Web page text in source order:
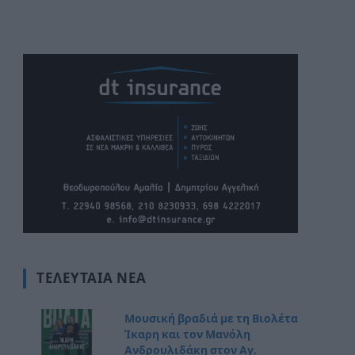
ΤΕΛΕΥΤΑΊΑ ΝΈΑ
Μουσική βραδιά με τη Βιολέτα
Ίκαρη και τον Μανόλη
Ανδρουλιδάκη στον Αγ.